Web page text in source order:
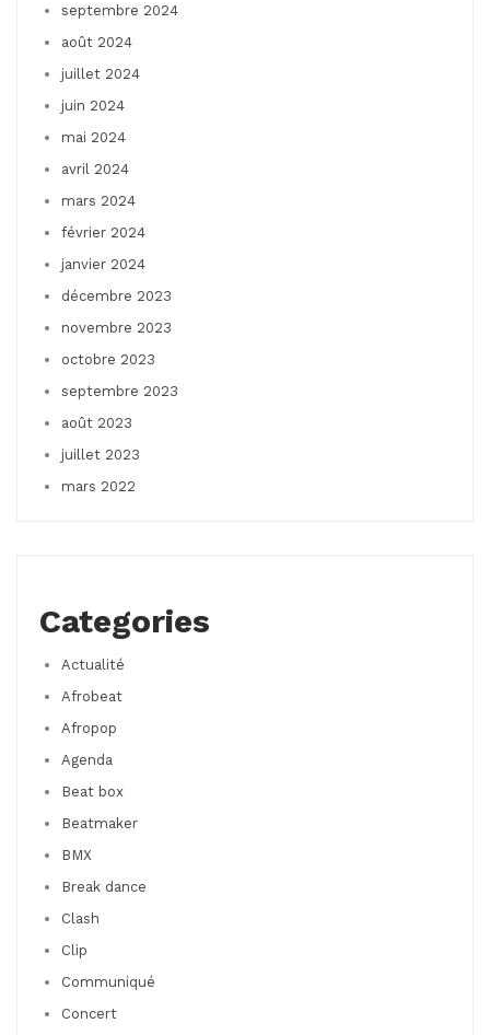
septembre 2024
août 2024
juillet 2024
juin 2024
mai 2024
avril 2024
mars 2024
février 2024
janvier 2024
décembre 2023
novembre 2023
octobre 2023
septembre 2023
août 2023
juillet 2023
mars 2022
Categories
Actualité
Afrobeat
Afropop
Agenda
Beat box
Beatmaker
BMX
Break dance
Clash
Clip
Communiqué
Concert